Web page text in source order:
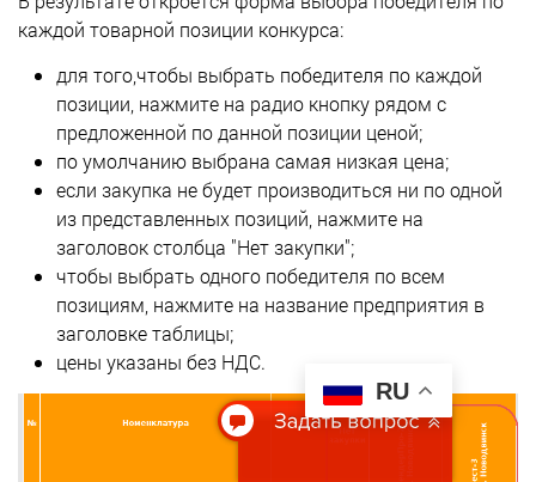
RU
каждой товарной позиции конкурса:
для того,чтобы выбрать победителя по каждой
позиции, нажмите на радио кнопку рядом с
предложенной по данной позиции ценой;
по умолчанию выбрана самая низкая цена;
если закупка не будет производиться ни по одной
из представленных позиций, нажмите на
заголовок столбца "Нет закупки";
чтобы выбрать одного победителя по всем
позициям, нажмите на названиe предприятия в
заголовке таблицы;
цены указаны без НДС.